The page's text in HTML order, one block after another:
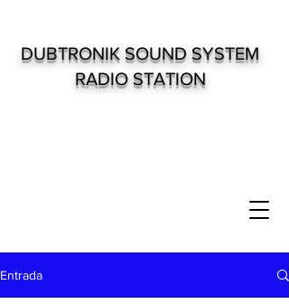
DUBTRONIK SOUND SYSTEM
RADIO STATION
Entrada